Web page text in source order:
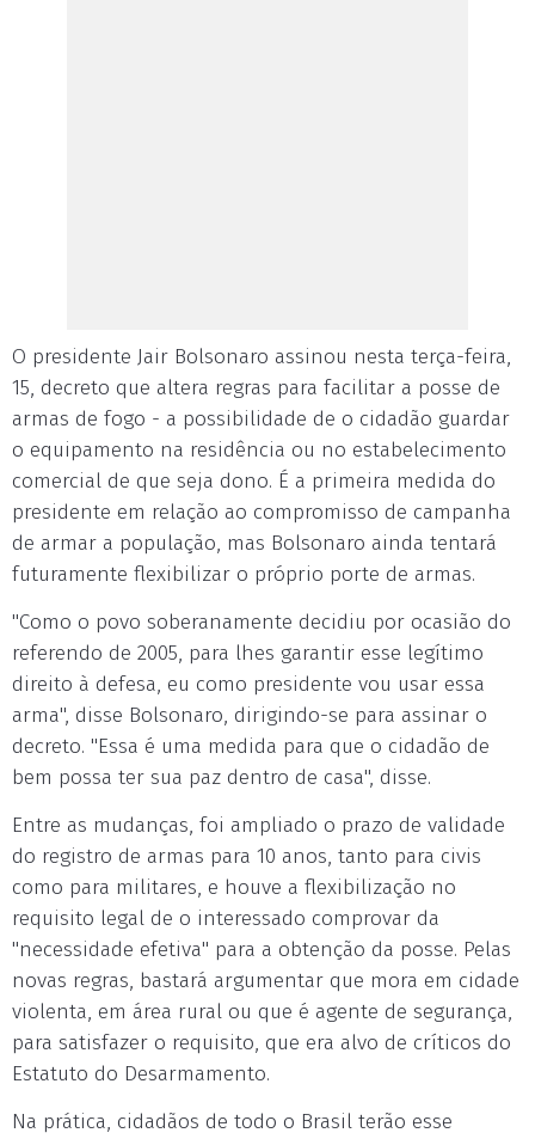
O presidente Jair Bolsonaro assinou nesta terça-feira,
15, decreto que altera regras para facilitar a posse de
armas de fogo - a possibilidade de o cidadão guardar
o equipamento na residência ou no estabelecimento
comercial de que seja dono. É a primeira medida do
presidente em relação ao compromisso de campanha
de armar a população, mas Bolsonaro ainda tentará
futuramente flexibilizar o próprio porte de armas.
"Como o povo soberanamente decidiu por ocasião do
referendo de 2005, para lhes garantir esse legítimo
direito à defesa, eu como presidente vou usar essa
arma", disse Bolsonaro, dirigindo-se para assinar o
decreto. "Essa é uma medida para que o cidadão de
bem possa ter sua paz dentro de casa", disse.
Entre as mudanças, foi ampliado o prazo de validade
do registro de armas para 10 anos, tanto para civis
como para militares, e houve a flexibilização no
requisito legal de o interessado comprovar da
"necessidade efetiva" para a obtenção da posse. Pelas
novas regras, bastará argumentar que mora em cidade
violenta, em área rural ou que é agente de segurança,
para satisfazer o requisito, que era alvo de críticos do
Estatuto do Desarmamento.
Na prática, cidadãos de todo o Brasil terão esse